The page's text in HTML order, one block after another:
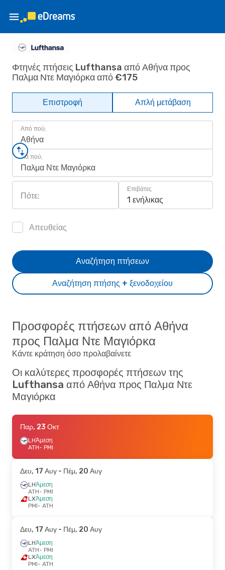
Φτηνές πτήσεις Lufthansa από Αθήνα προς
Παλμα Ντε Μαγιόρκα από €175
Επιστροφή Απλή μετάβαση
Από πού;
Αθήνα
Για πού;
Παλμα Ντε Μαγιόρκα
Πότε;
Επιβάτες
1 ενήλικας
Απευθείας
Αναζήτηση πτήσης + ξενοδοχείου
Αναζήτηση πτήσεων
Προσφορές πτήσεων από Αθήνα
προς Παλμα Ντε Μαγιόρκα
Κάντε κράτηση όσο προλαβαίνετε
Οι καλύτερες προσφορές πτήσεων της
Lufthansa από Αθήνα προς Παλμα Ντε
Μαγιόρκα
Παρ, 23 Οκτ
LHΆμεση
ATH- PMI
Δευ, 17 Αυγ - Πέμ, 20 Αυγ
LHΆμεση
ATH- PMI
LXΆμεση
PMI- ATH
Δευ, 17 Αυγ - Πέμ, 20 Αυγ
LHΆμεση
ATH- PMI
LXΆμεση
PMI- ATH